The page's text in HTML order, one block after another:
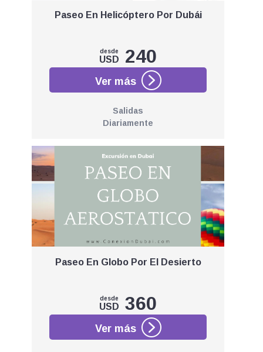
Paseo En Helicóptero Por Dubái
desde
USD 240
Salidas
Diariamente
Paseo En Globo Por El Desierto
desde
USD 360